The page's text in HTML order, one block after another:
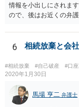
情報を小出しにされま
ので、後はお近くの弁
6 相続放棄と会
#相続放棄 #自己破産 #口
2020年1月30日
馬場 亨二 弁護士